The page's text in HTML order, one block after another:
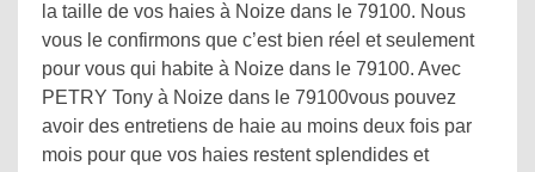
la taille de vos haies à Noize dans le 79100. Nous
vous le confirmons que c’est bien réel et seulement
pour vous qui habite à Noize dans le 79100. Avec
PETRY Tony à Noize dans le 79100vous pouvez
avoir des entretiens de haie au moins deux fois par
mois pour que vos haies restent splendides et